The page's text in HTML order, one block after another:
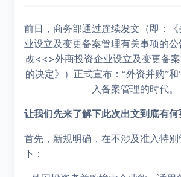
前日，商务部通过连续发文（即：
业设立及变更备案管理有关事项的
改<<>外商投资企业设立及变更备
的决定》）正式宣布：“外资并购”
入备案管理的时代。
让我们先来了解下此次出文到底有何
首先，新规明确，在不涉及准入特
下：